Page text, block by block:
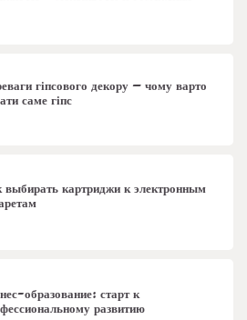
гіпсового декору – чому варто
саме гіпс
выбирать картриджи к электронным
образование: старт к
развитию